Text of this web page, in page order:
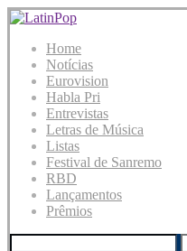
Home
Notícias
Eurovision
Habla Pri
Entrevistas
Letras de Música
Listas
Festival de Sanremo
RBD
Lançamentos
Prêmios